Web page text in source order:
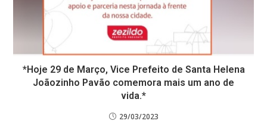
*Hoje 29 de Março, Vice Prefeito de Santa Helena
Joãozinho Pavão comemora mais um ano de
vida.*
29/03/2023